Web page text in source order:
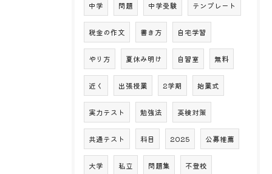
中学 問題 中学受験 テンプレート
税金の作文 書き方 自宅学習
やり方 夏休み明け 自習室 無料
近く 出張授業 2学期 始業式
実力テスト 勉強法 英検対策
共通テスト 科目 2025 公募推薦
大学 私立 問題集 不登校